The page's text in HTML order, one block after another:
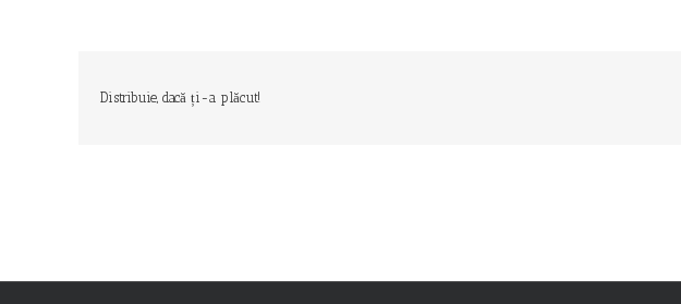
Distribuie, dacă ți-a plăcut!